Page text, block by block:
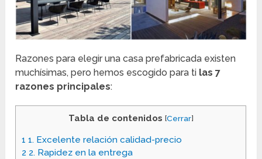
Razones para elegir una casa prefabricada existen
muchísimas, pero hemos escogido para ti las 7
razones principales:
Tabla de contenidos [Cerrar]
1 1. Excelente relación calidad-precio
2 2. Rapidez en la entrega